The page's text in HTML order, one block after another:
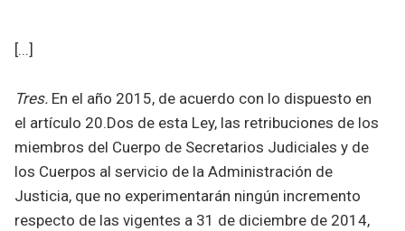
[...]
Tres. En el año 2015, de acuerdo con lo dispuesto en
el artículo 20.Dos de esta Ley, las retribuciones de los
miembros del Cuerpo de Secretarios Judiciales y de
los Cuerpos al servicio de la Administración de
Justicia, que no experimentarán ningún incremento
respecto de las vigentes a 31 de diciembre de 2014,